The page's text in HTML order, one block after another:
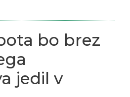
bo brez
jedil v